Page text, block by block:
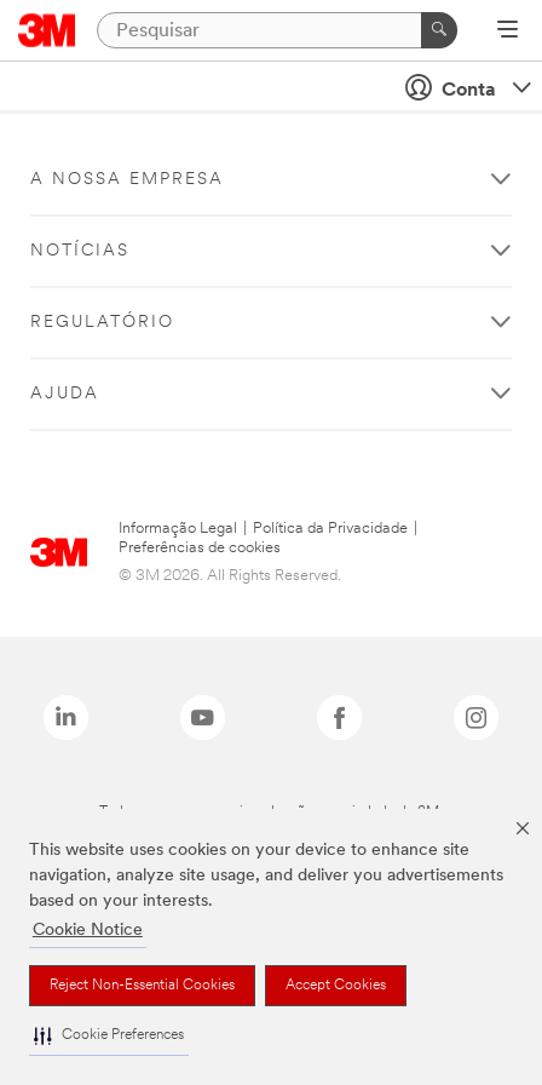
This website uses cookies on your device to enhance site
navigation, analyze site usage, and deliver you advertisements
based on your interests.
Cookie Notice
Reject Non-Essential Cookies Accept Cookies
Cookie Preferences
Conta
A NOSSA EMPRESA
NOTÍCIAS
REGULATÓRIO
AJUDA
Informação Legal Política da Privacidade
Preferências de cookies
© 3M 2026. All Rights Reserved.
Todas as marcas mencionadas são propriedade da 3M.